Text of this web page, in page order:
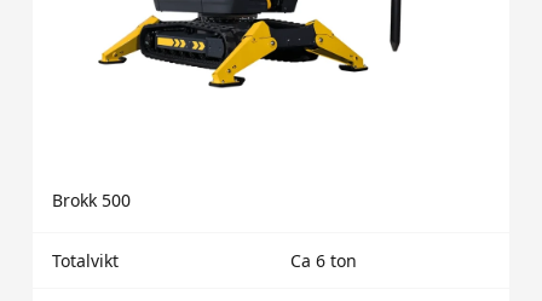
Brokk 500
Totalvikt Ca 6 ton